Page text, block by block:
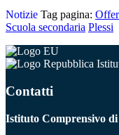
Notizie Tag pagina:
Scuola secondaria Plessi
Contatti
Istituto Comprensivo